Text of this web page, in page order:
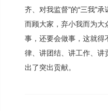
齐、对我监督”的“三我”
而顾大家，弃小我而为大
事，还要会做事，这就得
律、讲团结、讲工作、讲
出了突出贡献。